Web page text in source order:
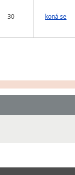
30 koná se